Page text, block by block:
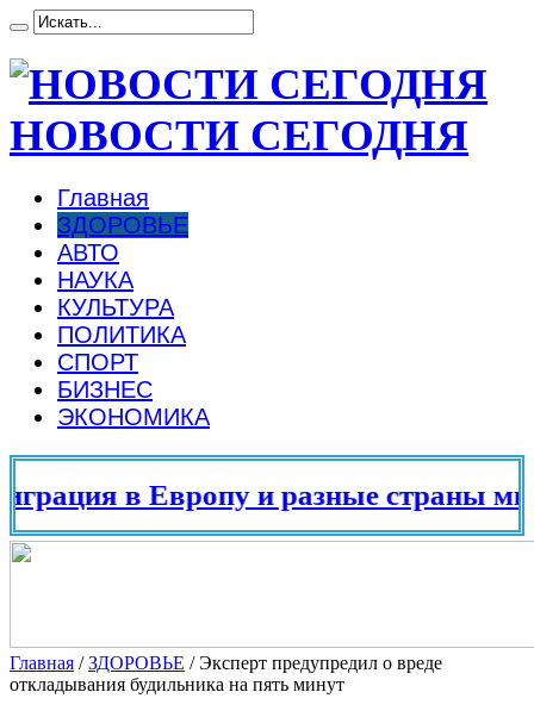
НОВОСТИ СЕГОДНЯ
Главная
ЗДОРОВЬЕ
АВТО
НАУКА
КУЛЬТУРА
ПОЛИТИКА
СПОРТ
БИЗНЕС
ЭКОНОМИКА
в Европу и разные страны
Главная /ЗДОРОВЬЕ /Эксперт предупредил о вреде
откладывания будильника на пять минут